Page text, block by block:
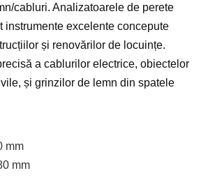
cabluri. Analizatoarele de perete
instrumente excelente concepute
și renovărilor de locuințe.
a cablurilor electrice, obiectelor
și grinzilor de lemn din spatele
mm
mm